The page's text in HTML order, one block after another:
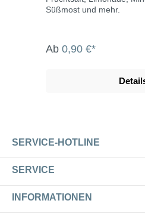
Süßmost und mehr.
Ab 0,90 €*
SERVICE-HOTLINE
SERVICE
INFORMATIONEN